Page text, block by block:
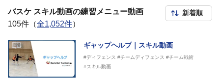
バスケ スキル動画の練習メニュー動画
105件（全1,052件）
ギャップヘルプ｜スキル動画
#ディフェンス #チームディフェンス #チーム戦術
#スキル動画